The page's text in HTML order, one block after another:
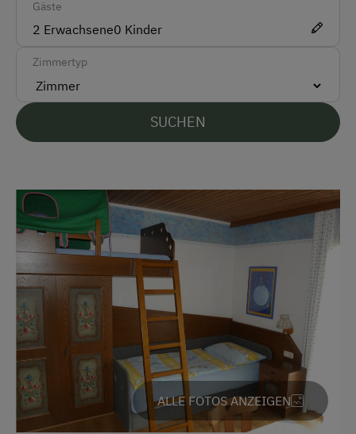
Anfahrtsmöglichkeiten
Taxi
Barzahlung
Vor Ort gesprochene Sprachen
Deutsch
Englisch
Parken
Kostenlose Parkplätze
Radunterstellmöglichkeit
Gäste
2 Erwachsene0 Kinder
Zimmertyp
SUCHEN
ALLE FOTOS ANZEIGEN